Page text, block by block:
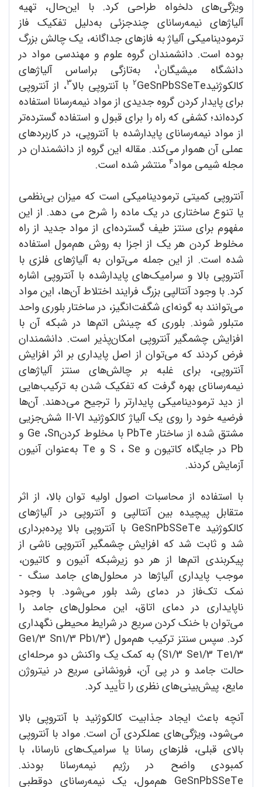
ویژگی‌های دلخواه طراحی کرد. با ‌این‌حال، تهیه
آلیاژهای نیمه‌رسانای چندجزئی به‌دلیل تفکیک فاز
ترمودینامیکی آلیاژ به فازهای جداگانه، یک چالش بزرگ
بوده است. دانشمندان گروه علوم و مهندسی مواد در
دانشگاه میشیگان1، به‌تازگی براساس آلیاژهای
کالکوژنید
2GeSnPbSSeTe با آنتروپی بالا 3، از آنتروپی
برای پایدار کردن گروه جدیدی از مواد نیمه‌رسانا استفاده
کرده‌اند؛ کشفی که راه را برای قبول و استفاده گسترده‌تر
از مواد نیمه‌رسانای پایدارشده با آنتروپی، در کاربردهای
عملی آن هموار می‌کند. مقاله این گروه از دانشمندان در
مجله شیمی مواد4منتشر شده است.
آنتروپی کمیتی ترمودینامیکی است که میزان بی‌نظمی
یا تنوع ساختاری در یک ماده را شرح می دهد. از این
مفهوم برای سنتز طیف گسترده‌ای از مواد جدید از راه
مخلوط کردن هر یک از اجزا به روش هم‌مول استفاده
شده است. از این جمله می‌توان به آلیاژهای فلزی با
آنتروپی بالا و سرامیک‌های پایدارشده با آنتروپی اشاره
کرد. با وجود آنتالپی بزرگ فرایند اختلاط آن‌ها، این مواد
می‌توانند به گونه‌ای شگفت‌انگیز، در ساختار بلوری واحد
متبلور شوند. بلوری که چینش اتم‌ها در شبکه آن با
افزایش چشمگیر آنتروپی امکان‌پذیر است. دانشمندان
فرض کردند که می‌توان از اصل پایداری بر اثر افزایش
آنتروپی، برای غلبه بر چالش‌های سنتز آلیاژهای
نیمه‌رسانای بهره گرفت که تفکیک شدن به ترکیب‌هایی
از دید ترمودینامیکی پایدارتر را ترجیح می‌دهند. آن‌ها
فرضیه خود را روی یک آلیاژ کالکوژنید II-VI شش‌جزیی
مشتق شده از ساختار PbTe با مخلوط کردنGe ،Sn و
Pb در جایگاه کاتیون و S ، Se و Te به‌عنوان آنیون
آزمایش کردند.
با استفاده از محاسبات اصول اولیه توان بالا، از اثر
متقابل پیچیده بین آنتالپی و آنتروپی در آلیاژهای
کالکوژنید GeSnPbSSeTe با آنتروپی بالا پرده‌برداری
شد و ثابت شد که افزایش چشمگیر آنتروپی ناشی از
پیکربندی اتم‌ها از هر دو زیرشبکه آنیون و کاتیون،
موجب پایداری آلیاژها در محلول‌های جامد سنگ -
نمک تک‌فاز در دمای رشد بلور می‌شود. با وجود
ناپایداری در دمای اتاق، این محلول‌های جامد را
می‌توان با خنک کردن سریع در شرایط محیطی نگهداری
کرد. سپس سنتز ترکیب هم‌مول (Ge1/3 Sn1/3 Pb1/3
S1/3 Se1/3 Te1/3) به کمک یک واکنش دو مرحله‌ای
حالت جامد و در پی آن، فرونشانی سریع در نیتروژن
مایع، پیش‌بینی‌های نظری را تأیید کرد.
آنچه باعث ایجاد جذابیت کالکوژنید با آنتروپی بالا
می‌شود، ویژگی‌های عملکردی آن است. مواد با آنتروپی
بالای قبلی، فلزهای رسانا یا سرامیک‌های نارسانا، با
کمبودی واضح در رژیم نیمه‌رسانا بودند.
GeSnPbSSeTe هم‌مول، یک نیمه‌رسانای دوقطبی